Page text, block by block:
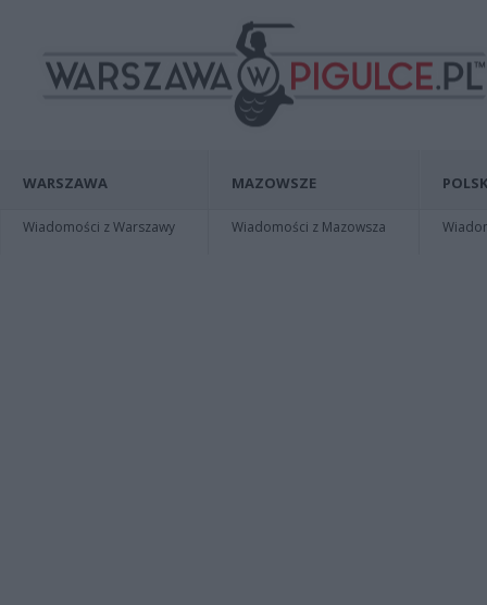
WARSZAWA
Wiadomości z Warszawy
MAZOWSZE
Wiadomości z Mazowsza